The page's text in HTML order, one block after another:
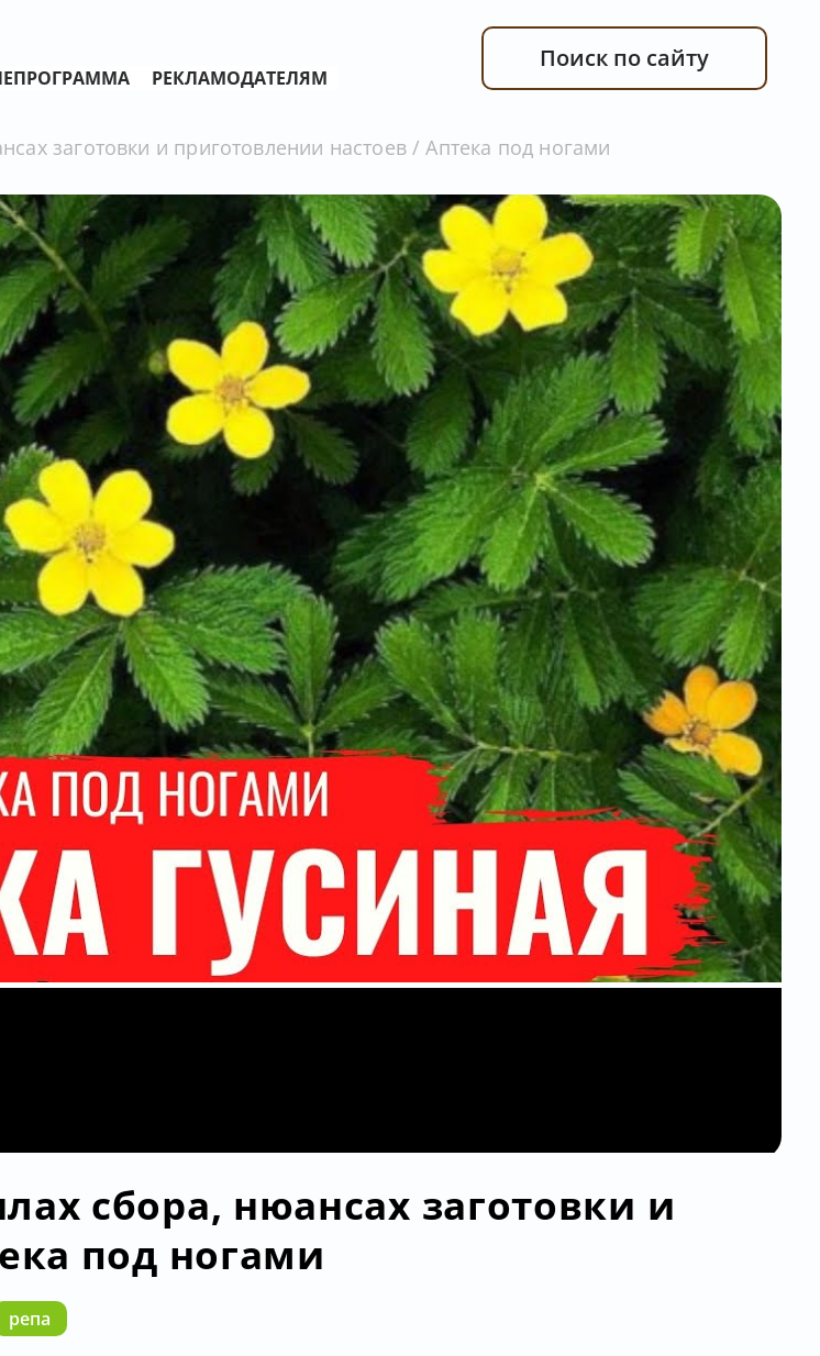
РЕКЛАМОДАТЕЛЯМ
Поиск по сайту
заготовки и приготовлении настоев / Аптека под ногами
сбора, нюансах заготовки и
под ногами
репа